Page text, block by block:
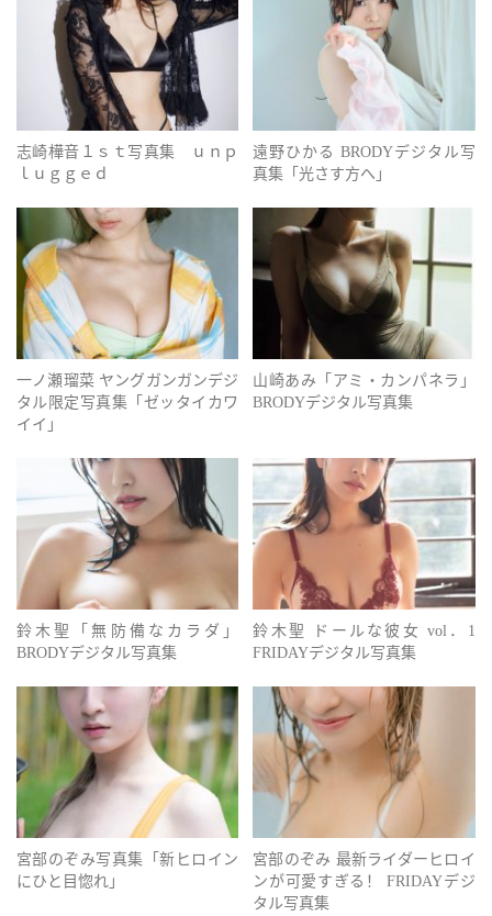
志崎樺音１ｓｔ写真集 ｕｎｐ
ｌｕｇｇｅｄ
遠野ひかる BRODYデジタル写
真集「光さす方へ」
一ノ瀬瑠菜 ヤングガンガンデジ
タル限定写真集「ゼッタイカワ
イイ」
山崎あみ「アミ・カンパネラ」
BRODYデジタル写真集
鈴木聖「無防備なカラダ」
BRODYデジタル写真集
鈴木聖 ドールな彼女 vol．1
FRIDAYデジタル写真集
宮部のぞみ写真集「新ヒロイン
にひと目惚れ」
宮部のぞみ 最新ライダーヒロイ
ンが可愛すぎる！ FRIDAYデジ
タル写真集